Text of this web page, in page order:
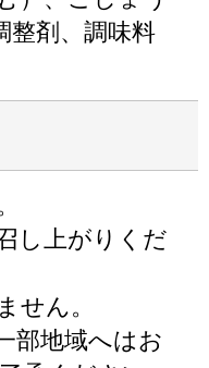
整剤、調味料
し上がりくだ
せん。
部地域へはお